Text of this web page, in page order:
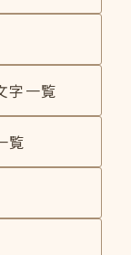
字一覧
覧